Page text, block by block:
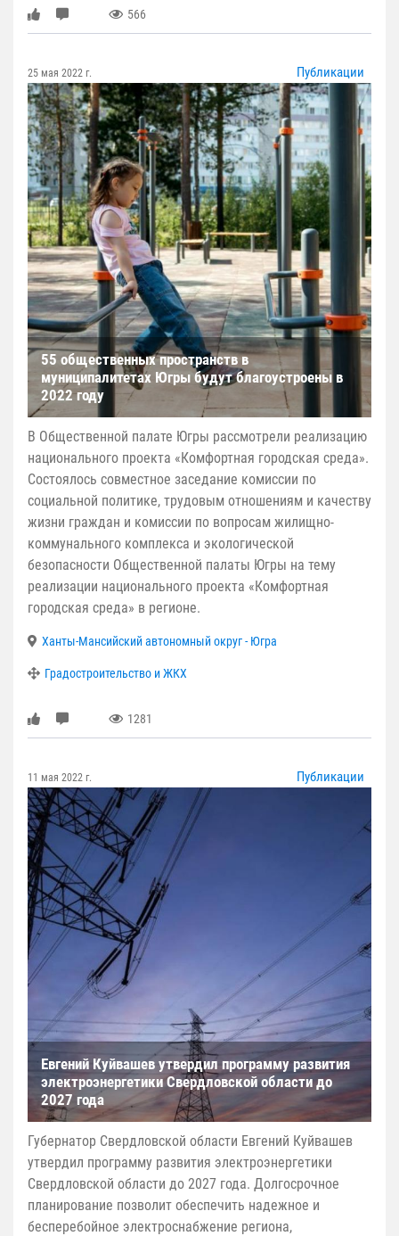
566
25 мая 2022 г. Публикации
55 общественных пространств в
муниципалитетах Югры будут благоустроены в
2022 году
В Общественной палате Югры рассмотрели реализацию
национального проекта «Комфортная городская среда».
Состоялось совместное заседание комиссии по
социальной политике, трудовым отношениям и качеству
жизни граждан и комиссии по вопросам жилищно-
коммунального комплекса и экологической
безопасности Общественной палаты Югры на тему
реализации национального проекта «Комфортная
городская среда» в регионе.
Ханты-Мансийский автономный округ - Югра
Градостроительство и ЖКХ
1281
11 мая 2022 г. Публикации
Евгений Куйвашев утвердил программу развития
электроэнергетики Свердловской области до
2027 года
Губернатор Свердловской области Евгений Куйвашев
утвердил программу развития электроэнергетики
Свердловской области до 2027 года. Долгосрочное
планирование позволит обеспечить надежное и
бесперебойное электроснабжение региона,